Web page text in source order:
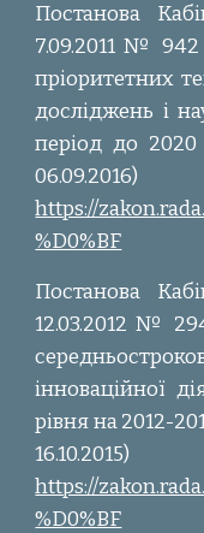
Постанова
7.09.2011 № 942
пріоритетних
досліджень і
період до 2020
06.09.2016)
https://
%D0%BF
Постанова
12.03.2012 №
інноваційної
рівня на 2012-
16.10.2015)
https://
%D0%BF